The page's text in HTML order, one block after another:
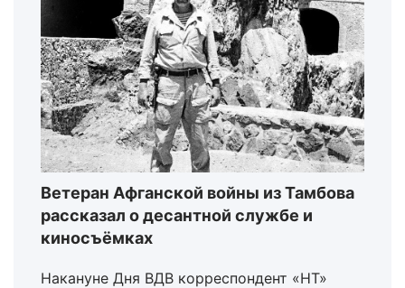
Ветеран Афганской войны из Тамбова
рассказал о десантной службе и
киносъёмках
Накануне Дня ВДВ корреспондент «НТ»